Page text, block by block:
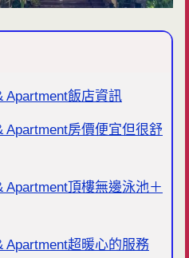
Apartment飯店資訊
Apartment房價便宜但很舒
Apartment頂樓無邊泳池＋
Apartment超暖心的服務